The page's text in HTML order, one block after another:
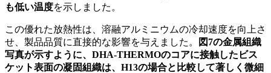
も低い温度を示しました。
この優れた放熱性は、溶融アルミニウムの冷却速度を向上さ
せ、製品品質に直接的な影響を与えました。
図7の金属組織
写真が示すように、DHA-THERMOのコアに接触したビス
ケット表面の凝固組織は、H13の場合と比較して著しく微細